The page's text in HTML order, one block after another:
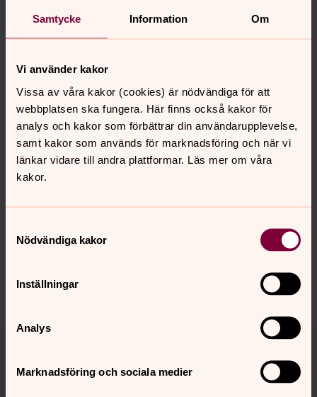
Samtycke Information Om
Vi använder kakor
Vissa av våra kakor (cookies) är nödvändiga för att
webbplatsen ska fungera. Här finns också kakor för
analys och kakor som förbättrar din användarupplevelse,
samt kakor som används för marknadsföring och när vi
länkar vidare till andra plattformar. Läs mer om våra
kakor.
Nödvändiga kakor
Inställningar
Analys
Marknadsföring och sociala medier
Organist, Svenska kyrkan i Lund
Direkt:046 - 71 87 96
E-post: sofia.hernqvist@svenskakyrkan.se
Senast ändrad 16 juni 2026
innehåll?
Dela
Tillbaka till toppen
Tillbaka till innehållet